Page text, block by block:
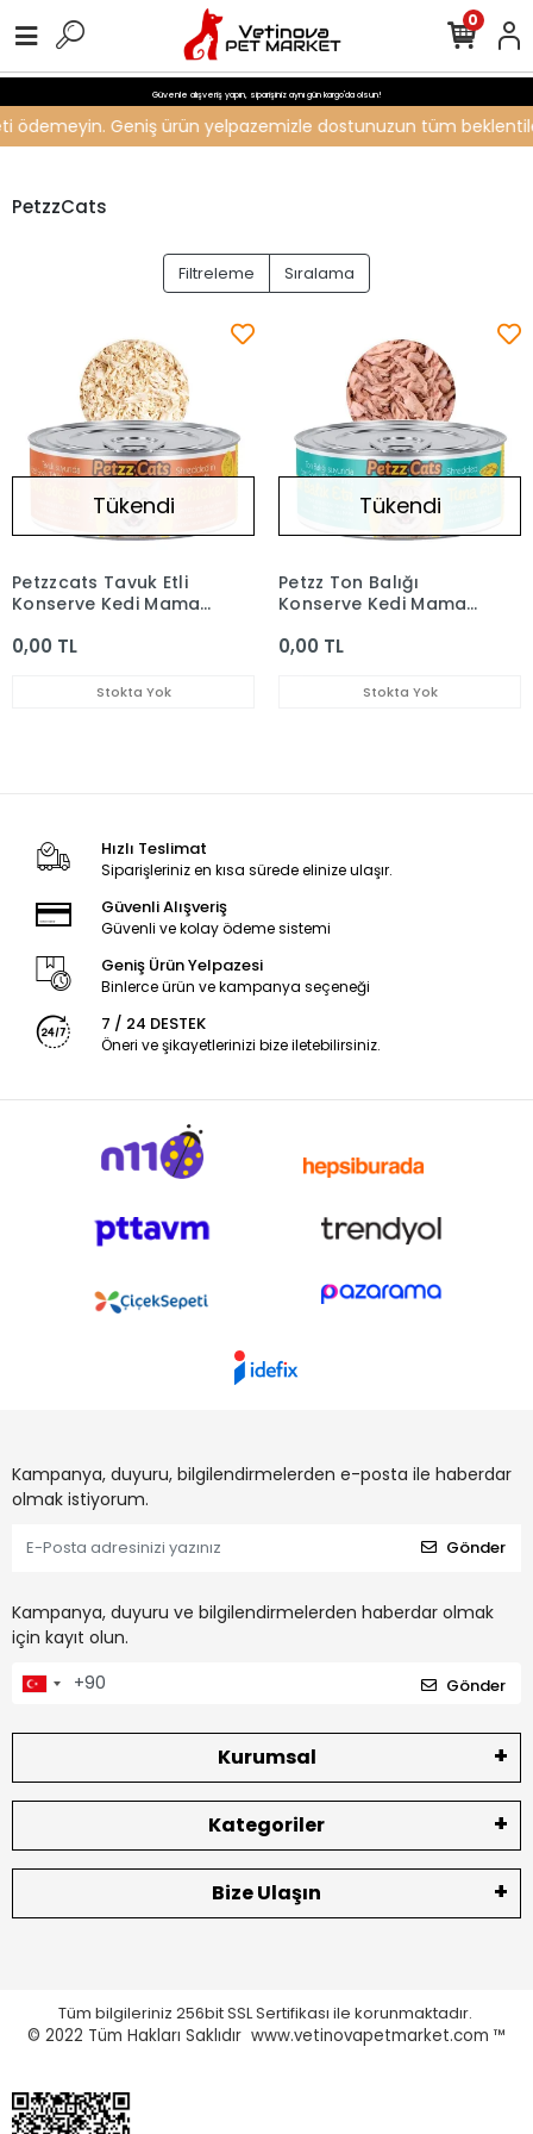
Güvenle alışveriş yapın, siparişiniz aynı gün kargo'da olsun!
ödemeyin. Geniş ürün yelpazemizle dostunuzun tüm
0
PetzzCats
Filtreleme Sıralama
Tükendi
Petzzcats Tavuk Etli
Konserve Kedi Maması
0,00 TL
Stokta Yok
Tükendi
Petzz Ton Balığı
Konserve Kedi Maması
0,00 TL
Stokta Yok
Hızlı Teslimat
Siparişleriniz en kısa sürede elinize ulaşır.
Güvenli Alışveriş
Güvenli ve kolay ödeme sistemi
Geniş Ürün Yelpazesi
Binlerce ürün ve kampanya seçeneği
7 / 24 DESTEK
Öneri ve şikayetlerinizi bize iletebilirsiniz.
Kampanya, duyuru, bilgilendirmelerden e-posta ile haberdar
olmak istiyorum.
Gönder
Kampanya, duyuru ve bilgilendirmelerden haberdar olmak
için kayıt olun.
Gönder
Kurumsal
Kategoriler
Bize Ulaşın
Tüm bilgileriniz 256bit SSL Sertifikası ile korunmaktadır.
© 2022 Tüm Hakları Saklıdır www.vetinovapetmarket.com ™